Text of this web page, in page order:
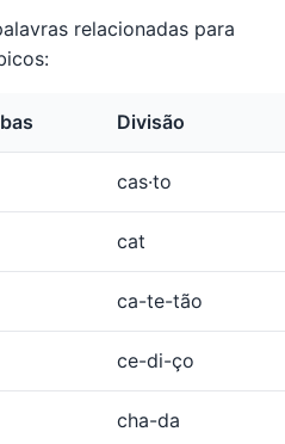
relacionadas para
Divisão
cas·to
cat
ca-te-tão
ce-di-ço
cha-da